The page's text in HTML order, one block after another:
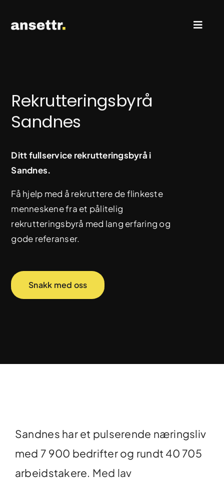
Ledige stillinger
Rekrutteringsbyrå
Sandnes
Ditt fullservice rekrutteringsbyrå i
Sandnes.
Få hjelp med å rekruttere de flinkeste
menneskene fra et pålitelig
rekrutteringsbyrå med lang erfaring og
gode referanser.
Snakk med oss
Sandnes har et pulserende næringsliv
med 7 900 bedrifter og rundt 40 705
arbeidstakere. Med lav